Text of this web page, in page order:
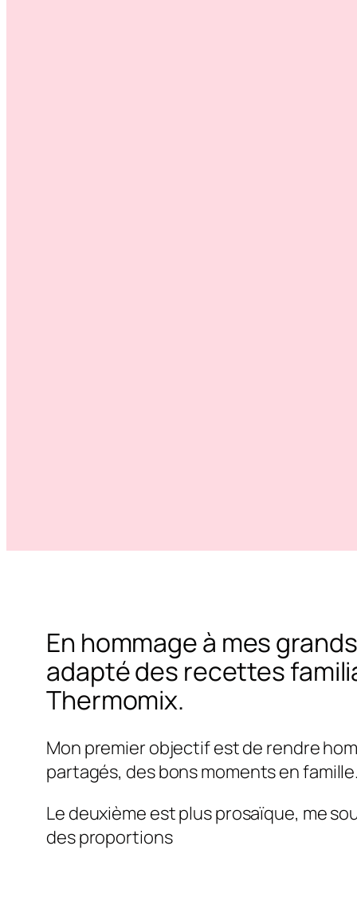
En hommage à mes
adapté des recettes
Thermomix.
Mon premier objectif est de rendre
partagés, des bons moments en
Le deuxième est plus prosaïque, me
des proportions